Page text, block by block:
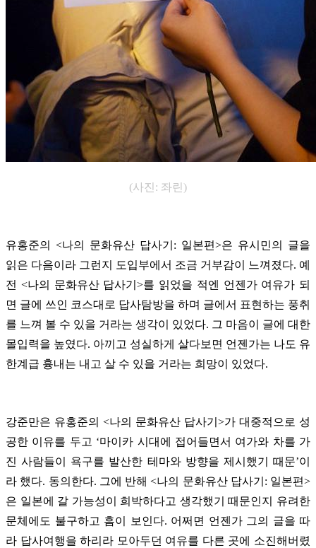
(사진: 좌린)
유홍준의 <나의 문화유산 답사기: 일본편>은 유시민의 글을
읽은 다음이라 그런지 도입부에서 조금 거부감이 느껴졌다. 예
전 <나의 문화유산 답사기>를 읽었을 적엔 언젠가 여유가 되
면 글에 쓰인 코스대로 답사탐방을 하며 글에서 표현하는 풍취
를 느껴 볼 수 있을 거라는 생각이 있었다. 그 마음이 글에 대한
몰입력을 높였다. 아끼고 성실하게 살다보면 언젠가는 나도 유
한계급 흉내는 내고 살 수 있을 거라는 희망이 있었다.
강준만은 유홍준의 <나의 문화유산 답사기>가 대중적으로 성
공한 이유를 두고 ‘마이카 시대에 접어들면서 여가와 차를 가
진 사람들이 욕구를 발산한 테마와 방향을 제시했기 때문’이
라 했다. 동의한다. 그에 반해 <나의 문화유산 답사기: 일본편>
은 일본에 갈 가능성이 희박하다고 생각했기 때문인지 유려한
문체에도 불구하고 흠이 보인다. 어쩌면 언젠가 그의 글을 따
라 답사여행을 하리라 모아두던 여유를 다른 곳에 소진해버렸